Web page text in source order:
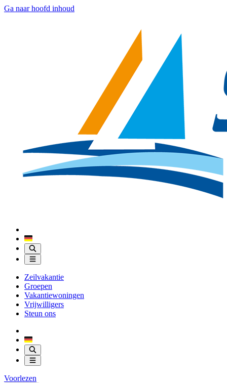
Ga naar hoofd inhoud
Zeilvakantie
Groepen
Vakantiewoningen
Vrijwilligers
Steun ons
Voorlezen